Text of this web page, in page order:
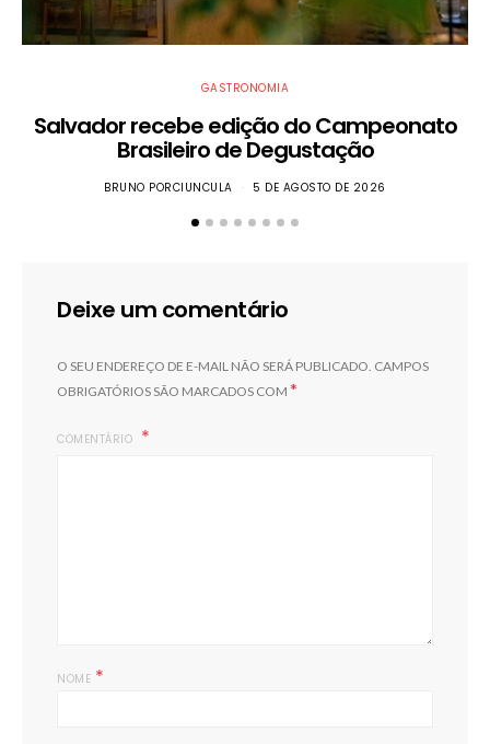
GASTRONOMIA
​Salvador recebe edição do Campeonato
Brasileiro de Degustação
BRUNO PORCIUNCULA 5 DE AGOSTO DE 2026
Deixe um comentário
O SEU ENDEREÇO DE E-MAIL NÃO SERÁ PUBLICADO. CAMPOS
OBRIGATÓRIOS SÃO MARCADOS COM *
COMENTÁRIO
NOME *